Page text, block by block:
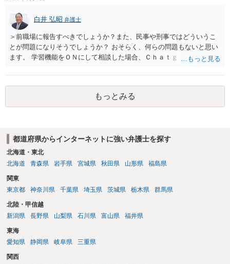
められない場合があり何ともいえないところでしょう。
白井 弘昭 弁護士
＞前職場に報告すべきでしょうか？また、民事や刑事ではどういうこ
とが問題になりそうでしょうか？ おそらく、何らの問題もないと思い
ます。 学習機能をＯＮにして相談した場合、Ｃｈａｔｇｐｔがｏｐｅ
する可能性がありますが、個人名や会社名を特定していない限り、一
般論として抽象化されて回答に織り込まれる可能性が生じるにすぎま
せんので、その情報自体が、秘密情報に当たるとは思えませんし、名
誉棄損として、個人や会社に対する誹謗中傷の不特定多数への公開に
をせずに書き込んだことで（おそらく特定して書き込んだとして
も）、相談者さんが刑事民事の責任に問われることはないでしょう。
私見ながらご参考まで。
もっとみる
都道府県からインターネットに強い弁護士を探す
北海道・東北
北海道
青森県 岩手県 宮城県 秋田県 山形県 福島県
関東
東京都
神奈川県 千葉県 埼玉県 茨城県 栃木県 群馬県
北陸・甲信越
新潟県
長野県 山梨県 石川県 富山県 福井県
東海
愛知県
静岡県 岐阜県 三重県
関西